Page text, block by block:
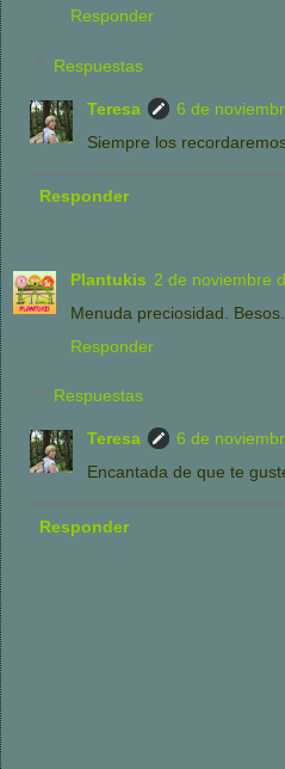
Responder
Respuestas
Teresa
6 de
Siempre los
Responder
Plantukis 2 de noviembre
Menuda preciosidad. Besos.
Responder
Respuestas
Teresa
6 de
Encantada de que te
Responder